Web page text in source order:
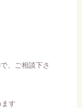
、ご相談下さ
す